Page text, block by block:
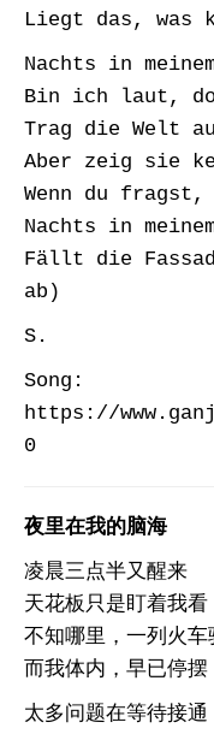
Liegt das, was
Nachts in
Bin ich laut,
Trag die Welt
Aber zeig sie
Wenn du fragst,
Nachts in
Fällt die
ab)
S.
Song:
https://
0
夜里在我的脑海
凌晨三点半又醒来
天花板只是盯着我看
不知哪里，一列火车
而我体内，早已停摆
太多问题在等待接通